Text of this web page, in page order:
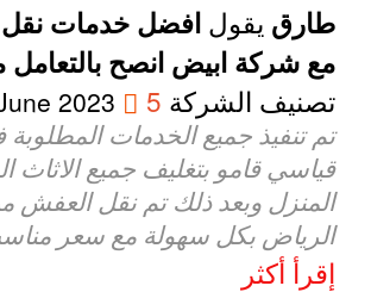
طارق يقولافضل خدمات نقل
مع شركة ابيض انصح بالتعامل
تصنيف الشركة5
June 2023
تم تنفيذ جميع الخدمات المطلوبة
قياسي قامو بتغليف جميع الاثاث
المنزل وبعد ذلك تم نقل العفش
الرياض بكل سهولة مع سعر مناسب
إقرأ أكثر